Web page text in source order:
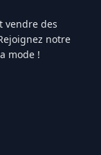
vendre des
notre
mode !